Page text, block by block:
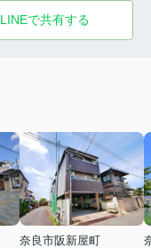
LINEで共有する
奈良市阪新屋町